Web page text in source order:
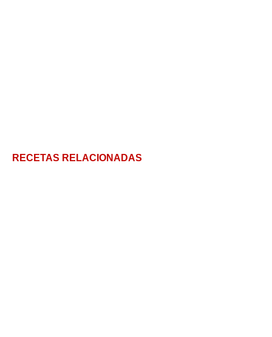
RECETAS RELACIONADAS